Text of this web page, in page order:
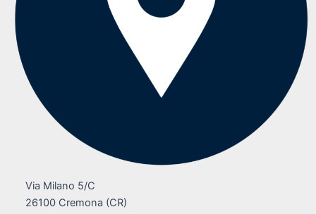
Via Milano 5/C
26100 Cremona (CR)